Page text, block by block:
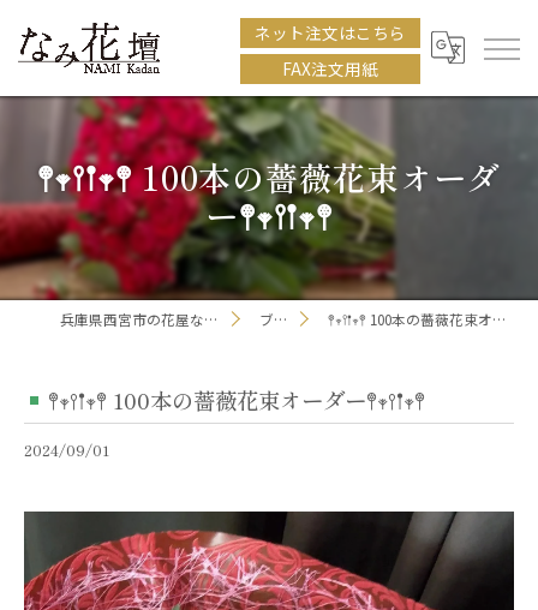
ネット注文はこちら
FAX注文用紙
𖤣𖥧𖥣𖡡𖥧𖤣 100本の薔薇花束オーダ
ー𖤣𖥧𖥣𖡡𖥧𖤣
兵庫県西宮市の花屋ならなみ花壇 ブログ 𖤣𖥧𖥣𖡡𖥧𖤣 100本の薔薇花束オーダー𖤣𖥧𖥣𖡡𖥧𖤣
𖤣𖥧𖥣𖡡𖥧𖤣 100本の薔薇花束オーダー𖤣𖥧𖥣𖡡𖥧𖤣
2024/09/01